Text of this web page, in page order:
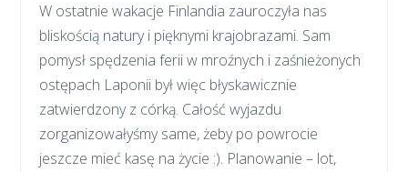
W ostatnie wakacje Finlandia zauroczyła nas
bliskością natury i pięknymi krajobrazami. Sam
pomysł spędzenia ferii w mroźnych i zaśnieżonych
ostępach Laponii był więc błyskawicznie
zatwierdzony z córką. Całość wyjazdu
zorganizowałyśmy same, żeby po powrocie
jeszcze mieć kasę na życie :). Planowanie – lot,